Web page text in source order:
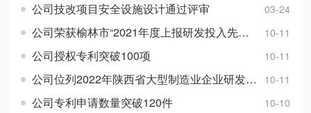
公司技改项目安全设施设计通过评审 03-24
公司荣获榆林市“2021年度上报研发投入先进企业” 10-11
公司授权专利突破100项 10-11
公司位列2022年陕西省大型制造业企业研发经费增量第一 10-11
公司专利申请数量突破120件 10-10